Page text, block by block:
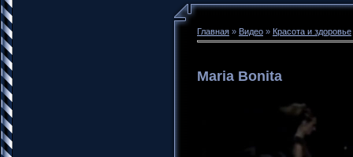
Главная » Видео » Красота и здоровье
Maria Bonita